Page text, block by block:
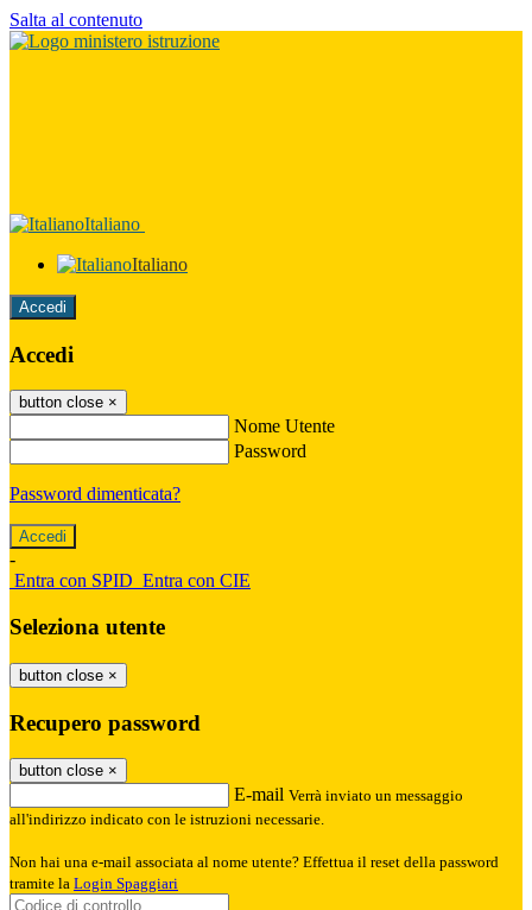
Salta al contenuto
Italiano
Italiano
Accedi
Accedi
button close ×
Nome Utente
Password
Password dimenticata?
-
Entra con SPID Entra con CIE
Seleziona utente
button close ×
Recupero password
button close ×
E-mail Verrà inviato un messaggio
all'indirizzo indicato con le istruzioni necessarie.
Non hai una e-mail associata al nome utente? Effettua il reset della password
tramite la Login Spaggiari